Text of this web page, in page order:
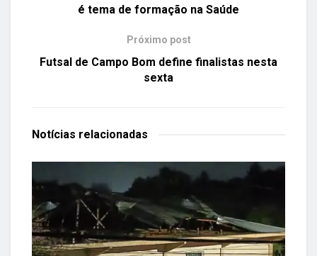
é tema de formação na Saúde
Próximo post
Futsal de Campo Bom define finalistas nesta
sexta
Notícias relacionadas